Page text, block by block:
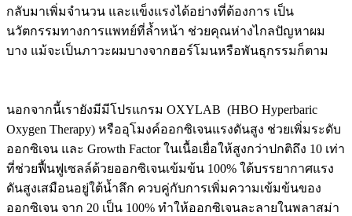
กลับมาเพิ่มจำนวน และแข็งแรงได้อย่างที่ต้องการ เป็น
นวัตกรรมทางการแพทย์ที่ล้ำหน้า ช่วยคุณห่างไกลปัญหาผม
บาง แม้จะเป็นภาวะผมบางจากฮอร์โมนหรือพันธุกรรมก็ตาม
นอกจากนี้เรายังมีมีโปรแกรม OXYLAB (HBO Hyperbaric
Oxygen Therapy) หรืออุโมงค์ออกซิเจนแรงดันสูง ช่วยเพิ่มระดับ
ออกซิเจน และ Growth Factor ในเนื้อเยื่อให้สูงกว่าปกติถึง 10 เท่า
ที่ช่วยฟื้นฟูเซลล์ด้วยออกซิเจนเข้มข้น 100% ใต้บรรยากาศแรง
ดันสูงเสมือนอยู่ใต้น้ำลึก ควบคู่กับการเพิ่มความเข้มข้นของ
ออกซิเจน จาก 20 เป็น 100% ทำให้ออกซิเจนละลายในพลาสม่า